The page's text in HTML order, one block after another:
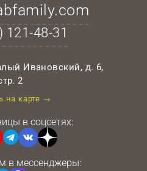
121-48-31
Ивановский, д. 6,
2
на карте →
в соцсетях:
в мессенджеры: